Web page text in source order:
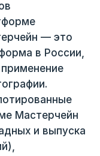
— это
в России,
Мастерчейн
и выпуска